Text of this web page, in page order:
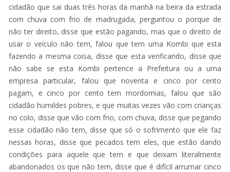
cidadão que sai duas três horas da manhã na beira da estrada
com chuva com frio de madrugada, perguntou o porque de
não ter direito, disse que estão pagando, mas que o direito de
usar o veículo não tem, falou que tem uma Kombi que esta
fazendo a mesma coisa, disse que esta verificando, disse que
não sabe se esta Kombi pertence a Prefeitura ou a uma
empresa particular, falou que noventa e cinco por cento
pagam, e cinco por cento tem mordomias, falou que são
cidadão humildes pobres, e que muitas vezes vão com crianças
no colo, disse que vão com frio, com chuva, disse que pegando
esse cidadão não tem, disse que só o sofrimento que ele faz
nessas horas, disse que pecados tem eles, que estão dando
condições para aquele que tem e que deixam literalmente
abandonados os que não tem, disse que é difícil arrumar cinco